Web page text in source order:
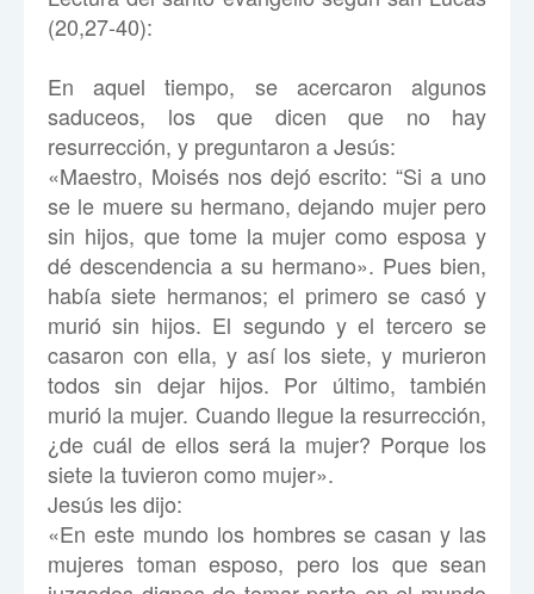
(20,27-40):
En aquel tiempo, se acercaron algunos
saduceos, los que dicen que no hay
resurrección, y preguntaron a Jesús:
«Maestro, Moisés nos dejó escrito: “Si a uno
se le muere su hermano, dejando mujer pero
sin hijos, que tome la mujer como esposa y
dé descendencia a su hermano». Pues bien,
había siete hermanos; el primero se casó y
murió sin hijos. El segundo y el tercero se
casaron con ella, y así los siete, y murieron
todos sin dejar hijos. Por último, también
murió la mujer. Cuando llegue la resurrección,
¿de cuál de ellos será la mujer? Porque los
siete la tuvieron como mujer».
Jesús les dijo:
«En este mundo los hombres se casan y las
mujeres toman esposo, pero los que sean